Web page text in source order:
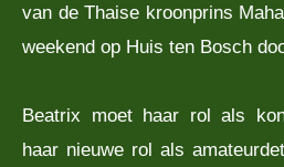
van de Thaise kroonprins
weekend op Huis ten Bosch
Beatrix moet haar rol als
haar nieuwe rol als